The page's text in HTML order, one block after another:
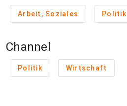
Arbeit, Soziales Politik
Channel
Politik Wirtschaft